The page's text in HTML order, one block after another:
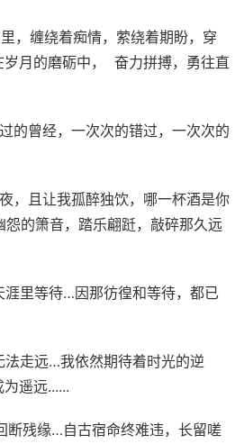
，缠绕着痴情，萦绕着期盼，穿
月的磨砺中， 奋力拼搏，勇往直
的曾经，一次次的错过，一次次的
，且让我孤醉独饮，哪一杯酒是你
的箫音，踏乐翩跹，敲碎那久远
里等待…因那彷徨和等待，都已
法走远…我依然期待着时光的逆
遥远......
断残缘…自古宿命终难违，长留嗟